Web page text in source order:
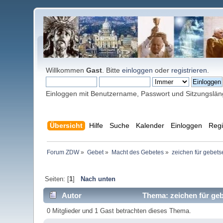
WillkommenGast . Bitteeinloggen oder registrieren
Einloggen mit Benutzername, Passwort und
Übersicht Hilfe Suche Kalender Einloggen
Forum ZDW» Gebet» Macht des Gebetes» zeichen für
Seiten: [1] Nach unten
Autor Thema: zeichen für
0 Mitglieder und 1 Gast betrachten dieses Thema.